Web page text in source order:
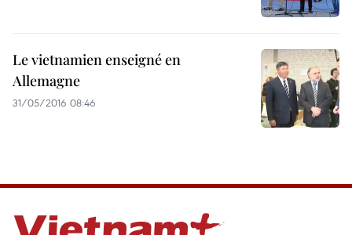
Le vietnamien enseigné en
Allemagne
31/05/2016 08:46